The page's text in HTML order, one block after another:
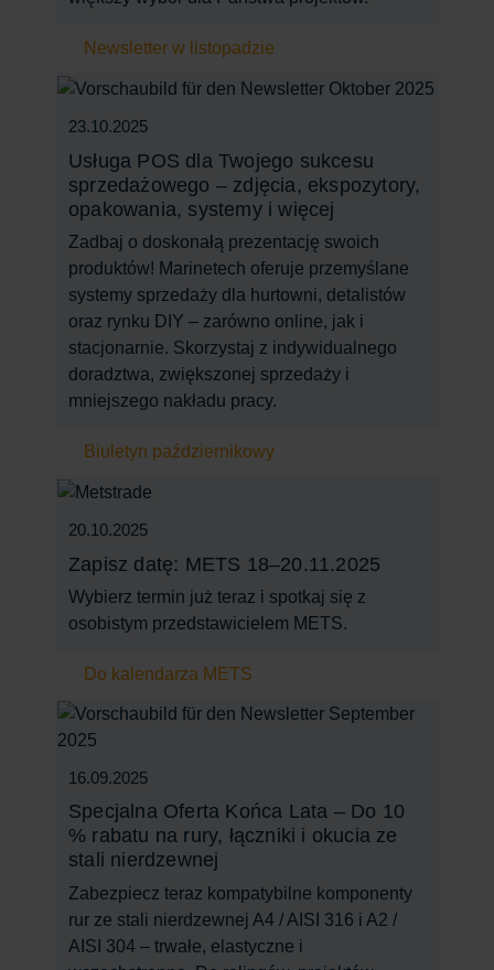
Newsletter w listopadzie
23.10.2025
Usługa POS dla Twojego sukcesu
sprzedażowego – zdjęcia, ekspozytory,
opakowania, systemy i więcej
Zadbaj o doskonałą prezentację swoich
produktów! Marinetech oferuje przemyślane
systemy sprzedaży dla hurtowni, detalistów
oraz rynku DIY – zarówno online, jak i
stacjonarnie. Skorzystaj z indywidualnego
doradztwa, zwiększonej sprzedaży i
mniejszego nakładu pracy.
Biuletyn październikowy
20.10.2025
Zapisz datę: METS 18–20.11.2025
Wybierz termin już teraz i spotkaj się z
osobistym przedstawicielem METS.
Do kalendarza METS
16.09.2025
Specjalna Oferta Końca Lata – Do 10
% rabatu na rury, łączniki i okucia ze
stali nierdzewnej
Zabezpiecz teraz kompatybilne komponenty
rur ze stali nierdzewnej A4 / AISI 316 i A2 /
AISI 304 – trwałe, elastyczne i